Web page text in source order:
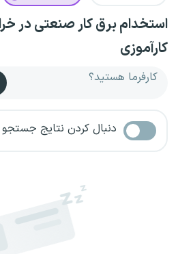
استخدام برق کار صنعتی در
کارآموزی
کارفرما هستید؟
دنبال کردن نتایج جستجو